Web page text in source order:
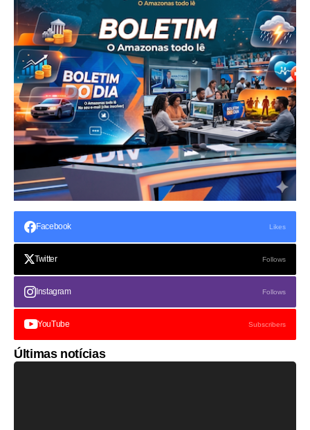
Facebook Likes
Twitter Follows
Instagram Follows
YouTube Subscribers
Últimas notícias